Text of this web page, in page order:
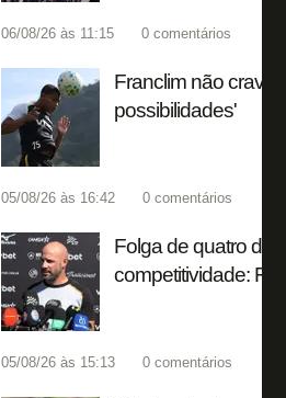
06/08/26 às 11:15 0 comentários
Franclim não crava
possibilidades'
05/08/26 às 16:42 0 comentários
Folga de quatro
competitividade:
05/08/26 às 15:13 0 comentários